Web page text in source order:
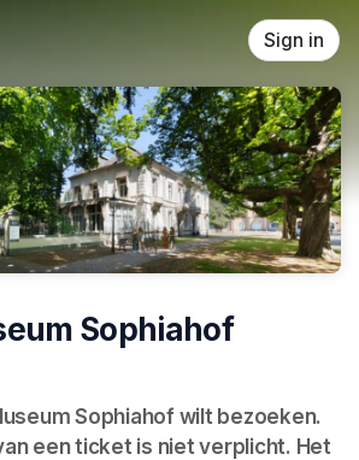
Sign in
Sophiahof
Sophiahof wilt bezoeken.
een ticket is niet verplicht. Het